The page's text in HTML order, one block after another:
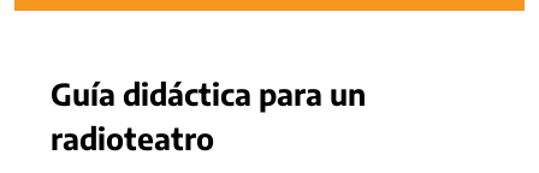
Guía didáctica para un
radioteatro